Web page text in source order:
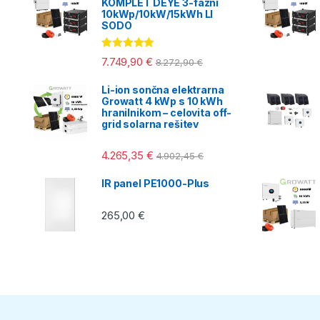
KOMPLET DEYE 3-fazni
10kWp/10kW/15kWh LI
SODO
Ocenjeno
5.00od 5
7.749,90 € 8.272,90€
Li-ion sončna elektrarna
Growatt 4 kWp s 10 kWh
hranilnikom – celovita off-
grid solarna rešitev
4.265,35 € 4.902,45€
IR panel PE1000-Plus
265,00€